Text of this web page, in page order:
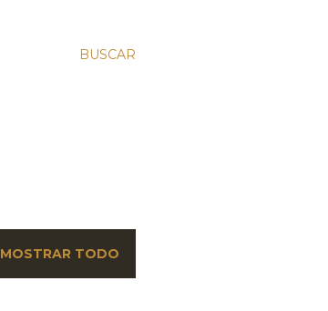
BUSCAR
MOSTRAR TODO